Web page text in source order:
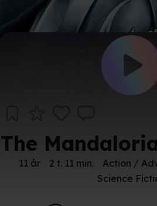
The
11 år 2 t. 11 min.
Action /
Science